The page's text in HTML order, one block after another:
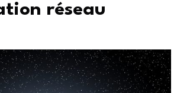
réseau